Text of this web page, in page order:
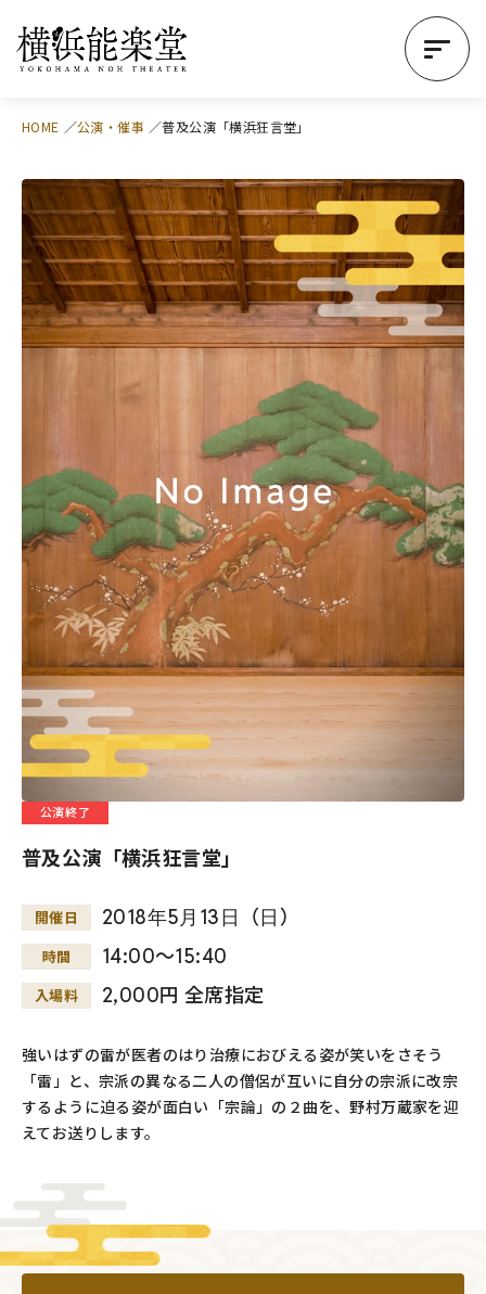
HOME 公演・催事 普及公演「横浜狂言堂」
公演終了
普及公演「横浜狂言堂」
開催日 2018年5月 13日 （日 ）
時間 14:00～15:40
入場料 2,000円 全席指定
強いはずの雷が医者のはり治療におびえる姿が笑いをさそう
「雷」と、宗派の異なる二人の僧侶が互いに自分の宗派に改宗
するように迫る姿が面白い「宗論」の２曲を、野村万蔵家を迎
えてお送りします。